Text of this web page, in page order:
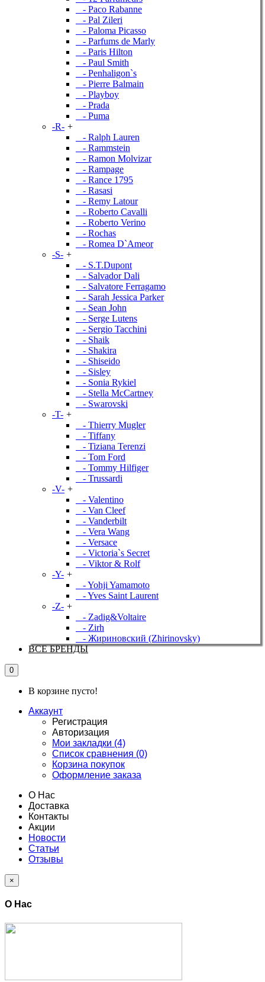
- Paco Rabanne
- Pal Zileri
- Paloma Picasso
- Parfums de Marly
- Paris Hilton
- Paul Smith
- Penhaligon`s
- Pierre Balmain
- Playboy
- Prada
- Puma
-R- +
- Ralph Lauren
- Rammstein
- Ramon Molvizar
- Rampage
- Rance 1795
- Rasasi
- Remy Latour
- Roberto Cavalli
- Roberto Verino
- Rochas
- Romea D`Ameor
-S- +
- S.T.Dupont
- Salvador Dali
- Salvatore Ferragamo
- Sarah Jessica Parker
- Sean John
- Serge Lutens
- Sergio Tacchini
- Shaik
- Shakira
- Shiseido
- Sisley
- Sonia Rykiel
- Stella McCartney
- Swarovski
-T- +
- Thierry Mugler
- Tiffany
- Tiziana Terenzi
- Tom Ford
- Tommy Hilfiger
- Trussardi
-V- +
- Valentino
- Van Cleef
- Vanderbilt
- Vera Wang
- Versace
- Victoria`s Secret
- Viktor & Rolf
-Y- +
- Yohji Yamamoto
- Yves Saint Laurent
-Z- +
- Zadig&Voltaire
- Zirh
- Жириновский (Zhirinovsky)
ВСЕ БРЕНДЫ
0
В корзине пусто!
Аккаунт
Регистрация
Авторизация
Мои закладки (4)
Список сравнения (0)
Корзина покупок
Оформление заказа
О Нас
Доставка
Контакты
Акции
Новости
Статьи
Отзывы
×
О Нас